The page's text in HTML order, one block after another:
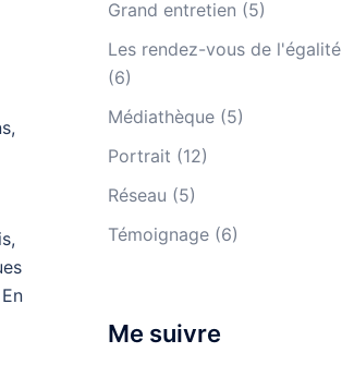
Grand entretien (5)
Les rendez-vous de l'égalité
(6)
Médiathèque(5)
Portrait (12)
Réseau (5)
Témoignage(6)
Me suivre